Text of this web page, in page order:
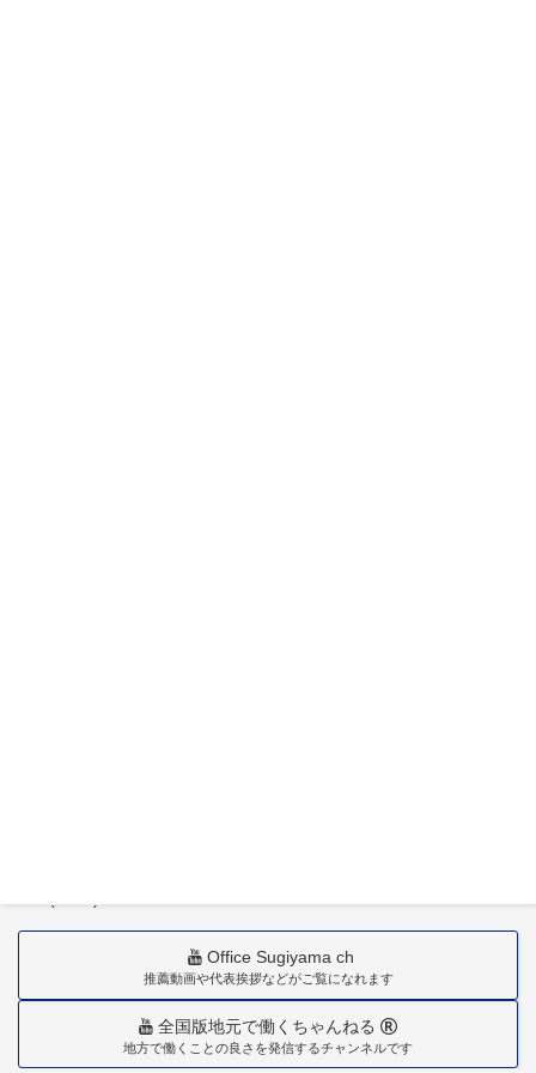
Office Sugiyama ch
推薦動画や代表挨拶などがご覧になれます
全国版地元で働くちゃんねる
地方で働くことの良さを発信するチャンネルです